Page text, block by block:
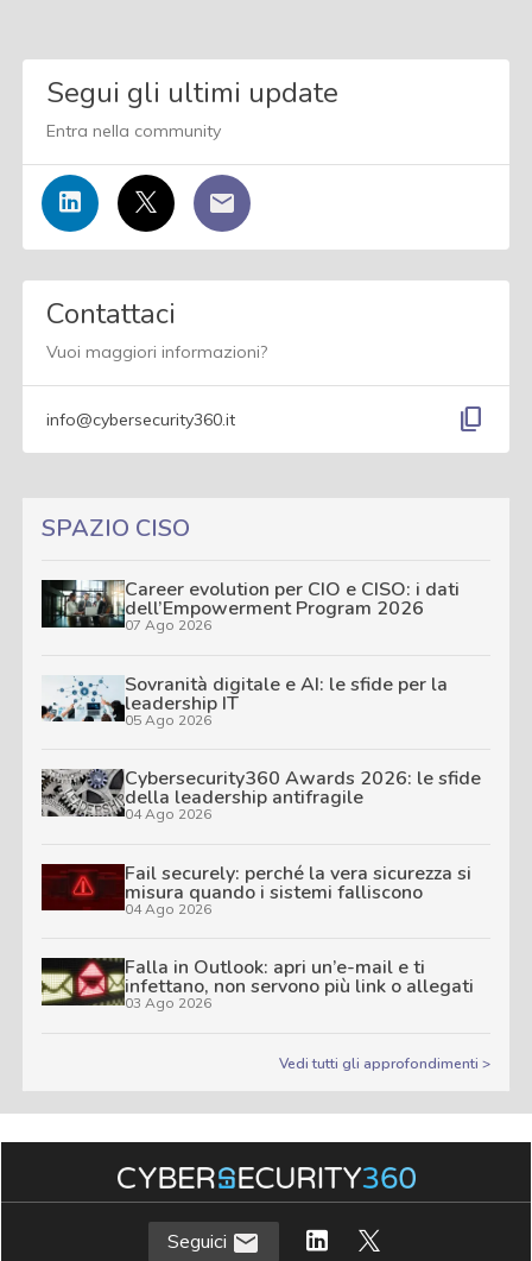
Segui gli ultimi update
Entra nella community
Contattaci
Vuoi maggiori informazioni?
info@cybersecurity360.it content_copy
SPAZIO CISO
Career evolution per CIO e CISO: i dati
dell’Empowerment Program 2026
07 Ago 2026
Sovranità digitale e AI: le sfide per la
leadership IT
05 Ago 2026
Cybersecurity360 Awards 2026: le sfide
della leadership antifragile
04 Ago 2026
Fail securely: perché la vera sicurezza si
misura quando i sistemi falliscono
04 Ago 2026
Falla in Outlook: apri un’e-mail e ti
infettano, non servono più link o allegati
03 Ago 2026
Vedi tutti gli approfondimenti >
Seguici